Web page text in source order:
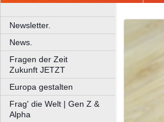
Newsletter.
News.
Fragen der Zeit
Zukunft JETZT
Europa gestalten
Frag' die Welt | Gen Z &
Alpha